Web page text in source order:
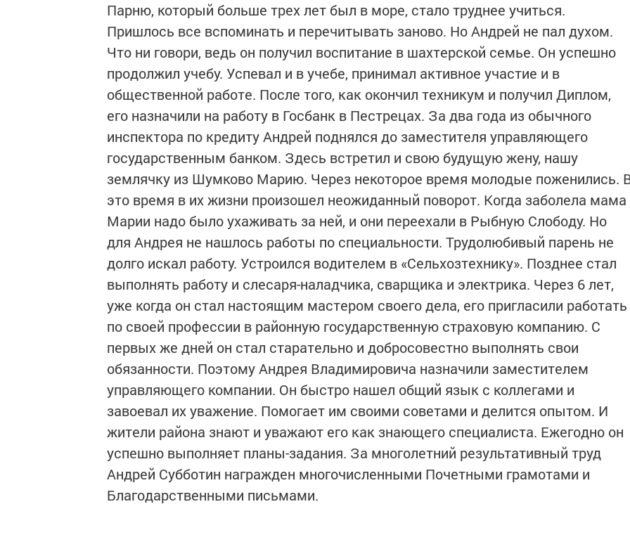
Парню, который больше трех лет был в море, стало труднее учиться.
Пришлось все вспоминать и перечитывать заново. Но Андрей не пал духом.
Что ни говори, ведь он получил воспитание в шахтерской семье. Он успешно
продолжил учебу. Успевал и в учебе, принимал активное участие и в
общественной работе. После того, как окончил техникум и получил Диплом,
его назначили на работу в Госбанк в Пестрецах. За два года из обычного
инспектора по кредиту Андрей поднялся до заместителя управляющего
государственным банком. Здесь встретил и свою будущую жену, нашу
землячку из Шумково Марию. Через некоторое время молодые поженились.
это время в их жизни произошел неожиданный поворот. Когда заболела мама
Марии надо было ухаживать за ней, и они переехали в Рыбную Слободу. Но
для Андрея не нашлось работы по специальности. Трудолюбивый парень не
долго искал работу. Устроился водителем в «Сельхозтехнику». Позднее стал
выполнять работу и слесаря-наладчика, сварщика и электрика. Через 6 лет,
уже когда он стал настоящим мастером своего дела, его пригласили работать
по своей профессии в районную государственную страховую компанию. С
первых же дней он стал старательно и добросовестно выполнять свои
обязанности. Поэтому Андрея Владимировича назначили заместителем
управляющего компании. Он быстро нашел общий язык с коллегами и
завоевал их уважение. Помогает им своими советами и делится опытом. И
жители района знают и уважают его как знающего специалиста. Ежегодно он
успешно выполняет планы-задания. За многолетний результативный труд
Андрей Субботин награжден многочисленными Почетными грамотами и
Благодарственными письмами.